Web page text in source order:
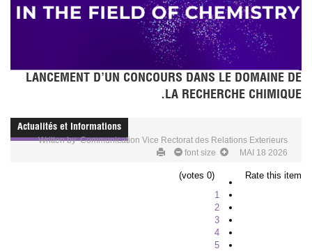
LANCEMENT D’UN CONCOURS DANS LE DOMAINE DE
LA RECHERCHE CHIMIQUE.
Actualités et Informations
Written byCommunication Vice Rectorat des Relations Exterieurs
MAI 18 2026
font size
Rate this item
1
2
3
4
5
(0 votes)